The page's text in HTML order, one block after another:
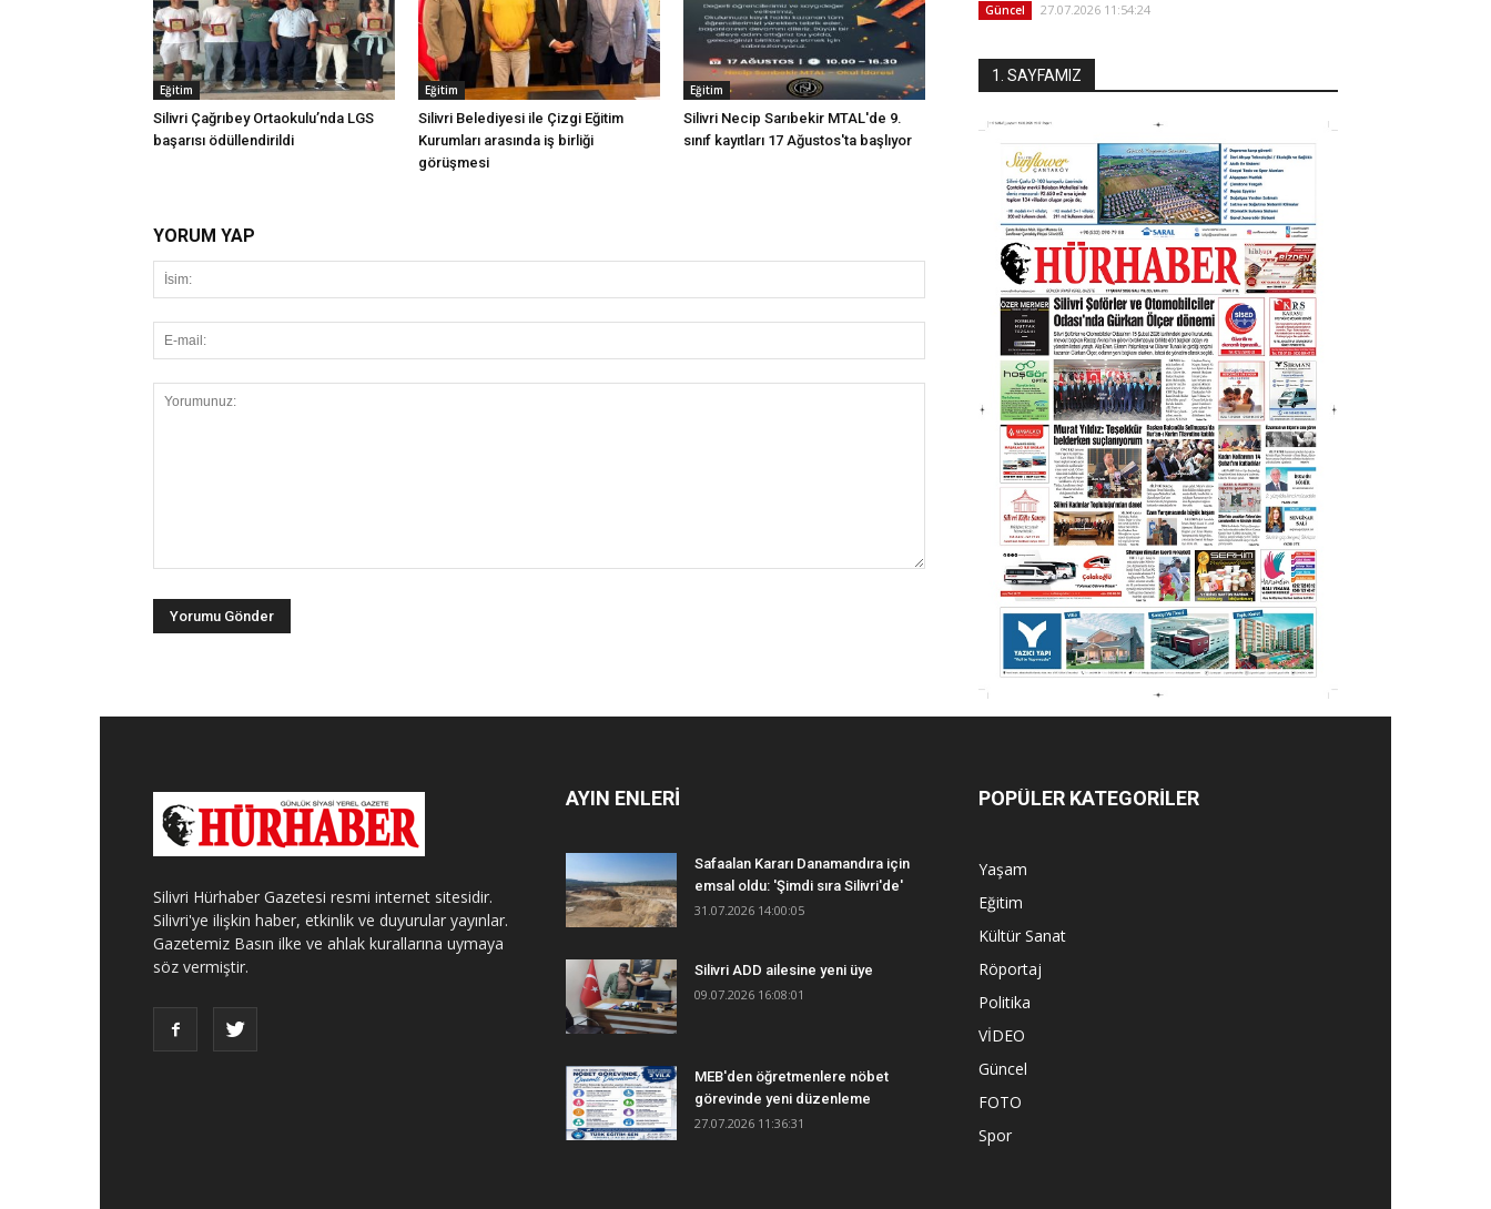
Eğitim
Silivri Çağrıbey Ortaokulu’nda LGS
başarısı ödüllendirildi
Eğitim
Silivri Belediyesi ile Çizgi Eğitim
Kurumları arasında iş birliği
görüşmesi
Eğitim
Silivri Necip Sarıbekir MTAL'de 9.
sınıf kayıtları 17 Ağustos'ta başlıyor
YORUM YAP
Güncel 27.07.2026 11:54:24
1. SAYFAMIZ
Silivri Hürhaber Gazetesi resmi internet sitesidir.
Silivri'ye ilişkin haber, etkinlik ve duyurular yayınlar.
Gazetemiz Basın ilke ve ahlak kurallarına uymaya
söz vermiştir.
AYIN ENLERİ
Safaalan Kararı Danamandıra için
emsal oldu: 'Şimdi sıra Silivri'de'
31.07.2026 14:00:05
Silivri ADD ailesine yeni üye
09.07.2026 16:08:01
MEB'den öğretmenlere nöbet
görevinde yeni düzenleme
27.07.2026 11:36:31
POPÜLER KATEGORİLER
Yaşam
Eğitim
Kültür Sanat
Röportaj
Politika
VİDEO
Güncel
FOTO
Spor